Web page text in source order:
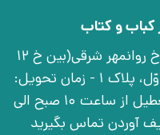
کباب و کتاب
تهران، خ انقلاب، خ 12 فروردین، خ روانمهر شرقی(بین خ 12
فروردین و خ فخر رازی)، بن‌بست اوّل، پلاک 1 - زمان تحویل:
شنبه تا چهارشنبه به جز روزهای تعطیل از ساعت 10 صبح الی